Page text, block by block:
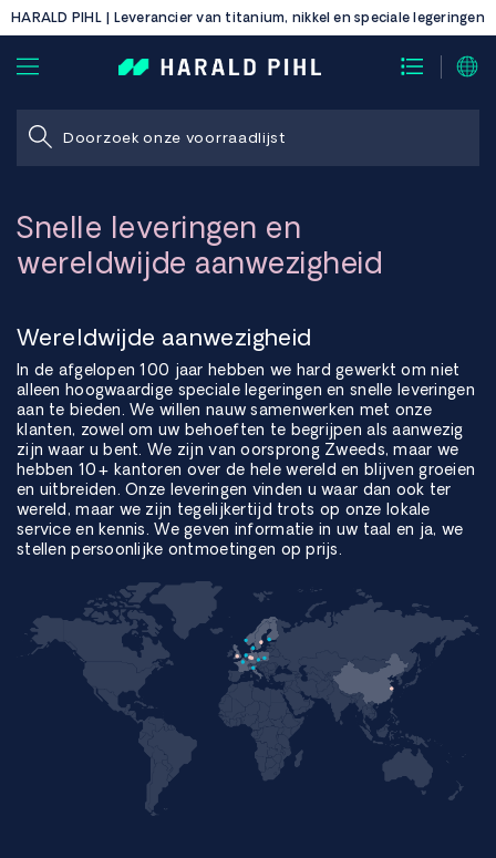
HARALD PIHL | Leverancier van titanium, nikkel en speciale legeringen
Snelle leveringen en
wereldwijde aanwezigheid
Wereldwijde aanwezigheid
In de afgelopen 100 jaar hebben we hard gewerkt om niet
alleen hoogwaardige speciale legeringen en snelle leveringen
aan te bieden. We willen nauw samenwerken met onze
klanten, zowel om uw behoeften te begrijpen als aanwezig
zijn waar u bent. We zijn van oorsprong Zweeds, maar we
hebben 10+ kantoren over de hele wereld en blijven groeien
en uitbreiden. Onze leveringen vinden u waar dan ook ter
wereld, maar we zijn tegelijkertijd trots op onze lokale
service en kennis. We geven informatie in uw taal en ja, we
stellen persoonlijke ontmoetingen op prijs.